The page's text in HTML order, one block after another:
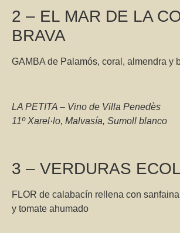
2 – EL MAR DE LA
BRAVA
GAMBA de Palamós, coral, almendra y
LA PETITA – Vino de Villa Penedès
11º Xarel·lo, Malvasía, Sumoll blanco
3 – VERDURAS
FLOR de calabacín rellena con
y tomate ahumado